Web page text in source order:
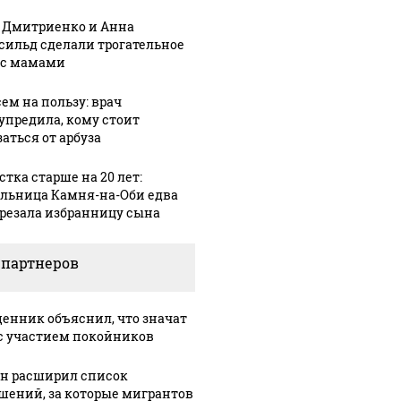
крае
назначили
спорта и
вице-
Дмитриенко и Анна
сделали трогательное
с мамами
на пользу: врач
кому стоит
от арбуза
старше на 20 лет:
Камня-на-Оби едва
избранницу сына
объяснил, что значат
участием покойников
расширил список
за которые мигрантов